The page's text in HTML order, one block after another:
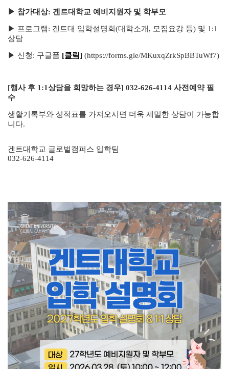
▶ 참가대상: 겐트대학교 예비지원자 및 학부모
▶ 프로그램: 겐트대 입학설명회(대학소개, 모집요강 등) 및 1:1
상담
▶ 신청: 구글폼 [클릭] (https://forms.gle/MKuxqZrkSpBBTuWf7)
[행사 후 1:1상담을 희망하는 경우] 032-626-4114 사전예약 필
수
생활기록부와 성적표를 가져오시면 더욱 세밀한 상담이 가능합
니다.
겐트대학교 글로벌캠퍼스 입학팀
032-626-4114